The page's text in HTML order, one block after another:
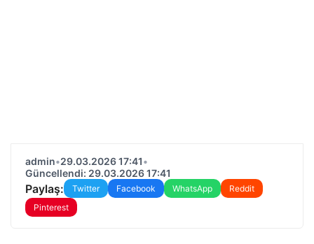
admin•29.03.2026 17:41•
Güncellendi: 29.03.2026 17:41
Paylaş: Twitter Facebook WhatsApp
Reddit
Pinterest